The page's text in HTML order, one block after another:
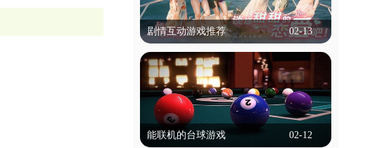
冒险类，动作类等等，都是不需要实名认
证就能玩的，为学生用户带来了便捷！
立即查看
剧情互动游戏推荐
02-13
剧情互动游戏推荐
剧情互动游戏是一种以叙事为核心的游戏
类型，玩家通过选择影响故事走向和结
局。这类游戏通常以丰富的剧情和角色发
展为特色，玩家的每个决定都可能改变情
节发展，带来不同的结局。游戏通过对话
立即查看
能联机的台球游戏
02-12